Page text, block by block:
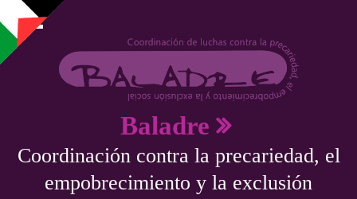
Pasar al contenido principal
Baladre
Coordinación contra la precariedad, el
empobrecimiento y la exclusión